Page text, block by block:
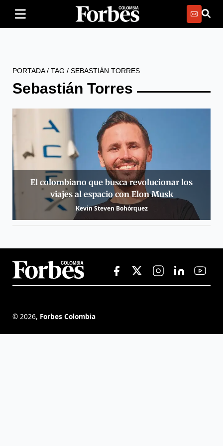
PORTADA/ TAG / SEBASTIÁN TORRES
Sebastián Torres
El colombiano que busca revolucionar los
viajes al espacio con Elon Musk
Kevin Steven Bohórquez
© 2026, Forbes Colombia